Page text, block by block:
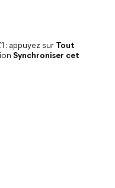
: appuyez sur Tout
Synchroniser cet